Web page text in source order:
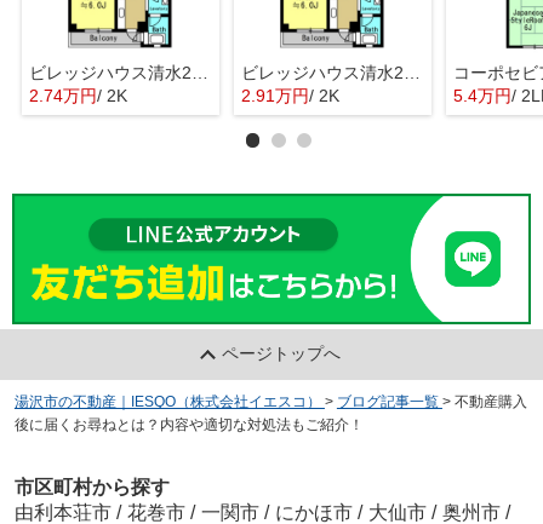
ビレッジハウス清水2号棟
2.74万円/ 2K
ビレッジハウス清水2号棟
2.91万円/ 2K
コーポセ
5.4万円/
ページトップへ
湯沢市の不動産｜IESQO（株式会社イエスコ） > ブログ記事一覧 > 不動産購入
後に届くお尋ねとは？内容や適切な対処法もご紹介！
市区町村から探す
由利本荘市 / 花巻市 / 一関市 / にかほ市 / 大仙市 / 奥州市 /